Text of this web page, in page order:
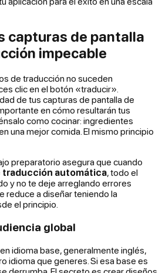
capturas de pantalla
impecable
de traducción no suceden
clic en el botón «traducir».
de tus capturas de pantalla de
en cómo resultarán tus
como cocinar: ingredientes
una mejor comida. El mismo principio
preparatorio asegura que cuando
traducción automática, todo el
y no te deje arreglando errores
reduce a diseñar teniendo la
el principio.
global
idioma base, generalmente inglés,
idioma que generes. Si esa base es